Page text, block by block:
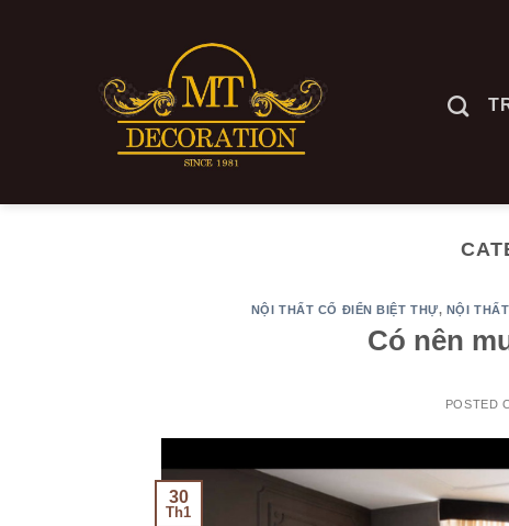
NỘI THẤT CỔ ĐIỂN BIỆT THỰ, NỘI
Có nên
POSTED
30
Th1